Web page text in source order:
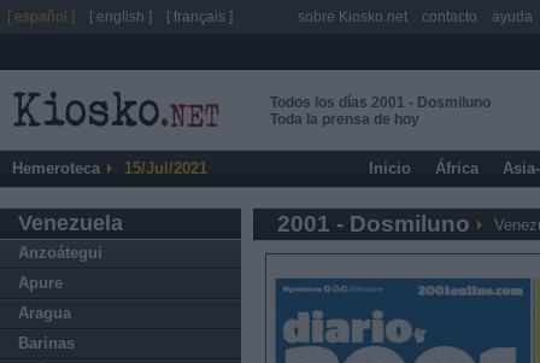
Todos los días 2001 - Dosmiluno
Toda la prensa de hoy
Hemeroteca 15/Jul/2021 Inicio África
Venezuela
Anzoátegui
Apure
Aragua
Barinas
2001 - Dosmiluno
[ español ] [ english ] [ français ] sobre Kiosko.net contacto ayuda